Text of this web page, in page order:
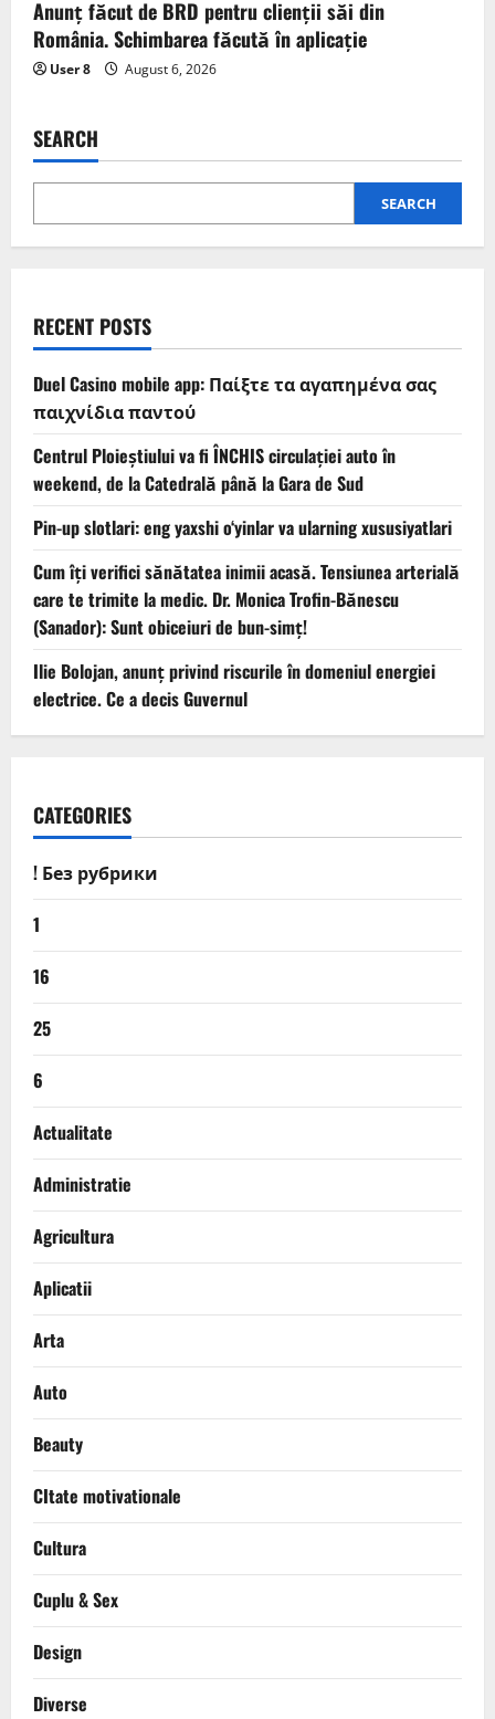
Anunț făcut de BRD pentru clienții săi din
România. Schimbarea făcută în aplicație
User 8 August 6, 2026
SEARCH
SEARCH
RECENT POSTS
Duel Casino mobile app: Παίξτε τα αγαπημένα σας
παιχνίδια παντού
Centrul Ploieștiului va fi ÎNCHIS circulației auto în
weekend, de la Catedrală până la Gara de Sud
Pin-up slotlari: eng yaxshi o‘yinlar va ularning xususiyatlari
Cum îți verifici sănătatea inimii acasă. Tensiunea arterială
care te trimite la medic. Dr. Monica Trofin-Bănescu
(Sanador): Sunt obiceiuri de bun-simț!
Ilie Bolojan, anunț privind riscurile în domeniul energiei
electrice. Ce a decis Guvernul
CATEGORIES
! Без рубрики
1
16
25
6
Actualitate
Administratie
Agricultura
Aplicatii
Arta
Auto
Beauty
CItate motivationale
Cultura
Cuplu & Sex
Design
Diverse